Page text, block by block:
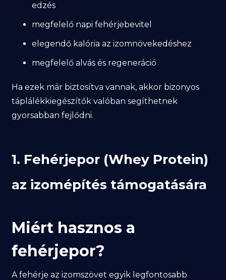
edzés
megfelelő napi fehérjebevitel
elegendő kalória az izomnövekedéshez
megfelelő alvás és regeneráció
Ha ezek már biztosítva vannak, akkor bizonyos
táplálékkiegészítők valóban segíthetnek
gyorsabban fejlődni.
1. Fehérjepor (Whey Protein)
az izomépítés támogatására
Miért hasznos a
fehérjepor?
A fehérje az izomszövet egyik legfontosabb